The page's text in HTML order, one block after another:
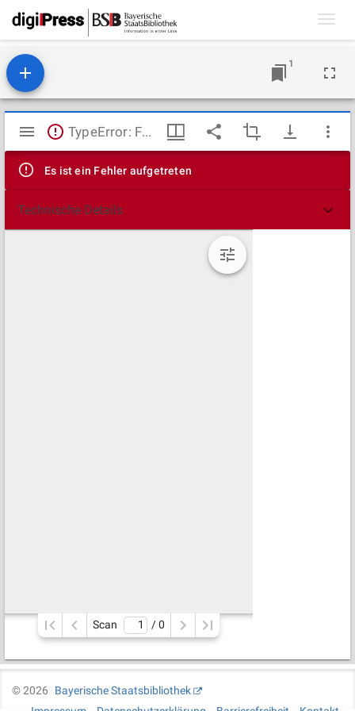
1
Mirador
Viewer
TypeError: Failed to fetch
Es ist ein Fehler aufgetreten
Technische Details
Scan / 0
©2026
Bayerische Staatsbibliothek